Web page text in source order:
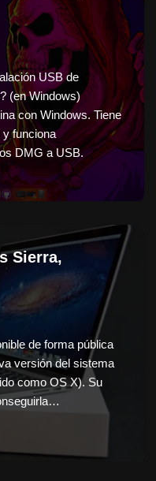
USB de
(en Windows)
con Windows. Tiene
y funciona
DMG a USB.
Sierra,
de forma pública
versión del sistema
como OS X). Su